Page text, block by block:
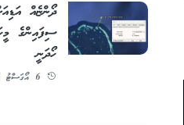
ދޯންޏެއް
ސިފައިންގެ
ހޯދަނީ
6 އޯގަސްޓު 2026 - 8:15